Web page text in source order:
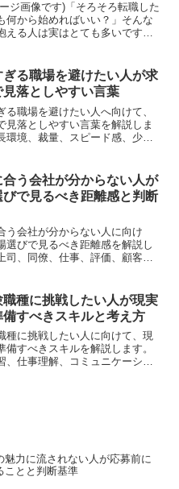
ジ画像です)「そろそろ転職した
何から始めればいい？」そんな
える人は実はとても多いです。
まったり、情報不足のまま動く
後にミスマッ...
ぎる職場を避けたい人が求
見落としやすい言葉
る職場を避けたい人へ向けて、
見落としやすい言葉を解説しま
環境、裁量、スピード感、少数
紹介します。
合う会社が分からない人が
びで見るべき距離感と判断
う会社が分からない人に向け
選びで見るべき距離感を解説し
司、同僚、仕事、評価、顧客、
します。
職種に挑戦したい人が現実
備すべきスキルと考え方
種に挑戦したい人に向けて、現
備すべきスキルを解説します。
、仕事理解、コミュニケーショ
魅力に流されない人が応募前に
ことと判断基準